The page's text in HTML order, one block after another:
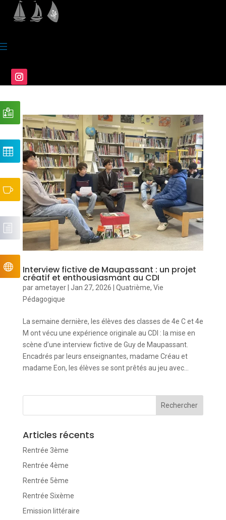
Interview fictive de Maupassant : un projet
créatif et enthousiasmant au CDI
parametayer| Jan 27, 2026 Quatrième, Vie
Pédagogique
La semaine dernière, les élèves des classes de 4e C et 4e
M ont vécu une expérience originale au CDI : la mise en
scène d’une interview fictive de Guy de Maupassant.
Encadrés par leurs enseignantes, madame Créau et
madame Eon, les élèves se sont prêtés au jeu avec...
Articles récents
Rentrée 3ème
Rentrée 4ème
Rentrée 5ème
Rentrée Sixème
Emission littéraire